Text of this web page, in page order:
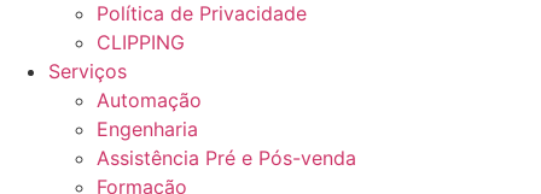
Política de Privacidade
CLIPPING
Serviços
Automação
Engenharia
Assistência Pré e Pós-venda
Formação